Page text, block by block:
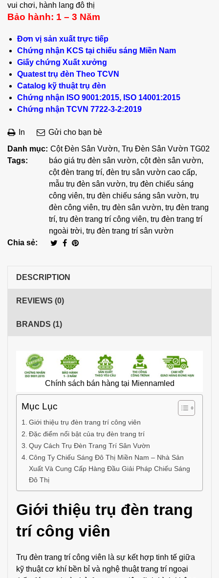
vui chơi, hành lang đô thị
Bảo hành: 1 – 3 Năm
Đơn vị sản xuất trực tiếp
Chứng nhận KCS tại chiếu sáng Miền Nam
Giấy chứng Xuất xưởng
Quatest trụ đèn Theo TCVN
Catalog kỹ thuật trụ đèn
Chứng nhận ISO 9001:2015, ISO 14001:2015
Chứng nhận TCVN 7722-3-2:2019
In
Gửi cho bạn bè
Danh mục: Cột Đèn Sân Vườn, Trụ Đèn Sân Vườn TG02
Tags:
báo giá trụ đèn sân vườn, cột đèn sân vườn,
cột đèn trang trí, đèn trụ sân vườn cao cấp,
mẫu trụ đèn sân vườn, trụ đèn chiếu sáng
công viên, trụ đèn chiếu sáng sân vườn, trụ
đèn công viên, trụ đèn sân vườn, trụ đèn trang
trí, trụ đèn trang trí công viên, trụ đèn trang trí
ngoài trời, trụ đèn trang trí sân vườn
Chia sẻ:
DESCRIPTION
REVIEWS (0)
BRANDS (1)
Chính sách bán hàng tại Miennamled
Mục Lục
Giới thiệu trụ đèn trang trí công viên
Đặc điểm nổi bật của trụ đèn trang trí
Quy Cách Trụ Đèn Trang Trí Sân Vườn
Công Ty Chiếu Sáng Đô Thị Miền Nam – Nhà Sản
Xuất Và Cung Cấp Hàng Đầu Giải Pháp Chiếu Sáng
Đô Thị
Giới thiệu trụ đèn trang
trí công viên
Trụ đèn trang trí công viên là sự kết hợp tinh tế giữa
kỹ thuật cơ khí bền bỉ và nghệ thuật trang trí ngoại